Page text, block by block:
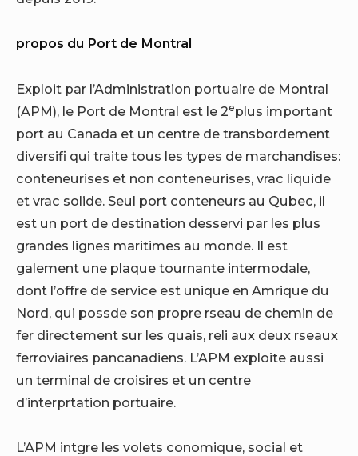
propos du Port de Montral
Exploit par l’Administration portuaire de Montral
(APM), le Port de Montral est le 2eplus important
port au Canada et un centre de transbordement
diversifi qui traite tous les types de marchandises:
conteneurises et non conteneurises, vrac liquide
et vrac solide. Seul port conteneurs au Qubec, il
est un port de destination desservi par les plus
grandes lignes maritimes au monde. Il est
galement une plaque tournante intermodale,
dont l’offre de service est unique en Amrique du
Nord, qui possde son propre rseau de chemin de
fer directement sur les quais, reli aux deux rseaux
ferroviaires pancanadiens. L’APM exploite aussi
un terminal de croisires et un centre
d’interprtation portuaire.
L’APM intgre les volets conomique, social et